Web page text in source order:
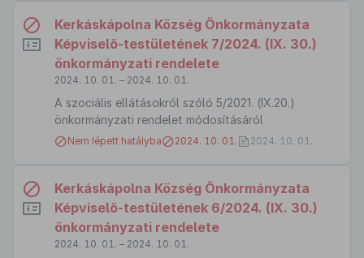
Kerkáskápolna Község Önkormányzata
Képviselő-testületének 7/2024. (IX. 30.)
önkormányzati rendelete
2024. 10. 01. – 2024. 10. 01.
A szociális ellátásokról szóló 5/2021. (IX.20.)
önkormányzati rendelet módosításáról
Nem lépett hatályba 2024. 10. 01. 2024. 10. 01.
Kerkáskápolna Község Önkormányzata
Képviselő-testületének 6/2024. (IX. 30.)
önkormányzati rendelete
2024. 10. 01. – 2024. 10. 01.